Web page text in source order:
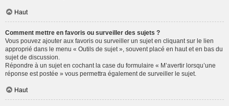
Haut
Comment mettre en favoris ou surveiller des sujets ?
Vous pouvez ajouter aux favoris ou surveiller un sujet en cliquant sur le lien
approprié dans le menu « Outils de sujet », souvent placé en haut et en bas du
sujet de discussion.
Répondre à un sujet en cochant la case du formulaire « M’avertir lorsqu’une
réponse est postée » vous permettra également de surveiller le sujet.
Haut